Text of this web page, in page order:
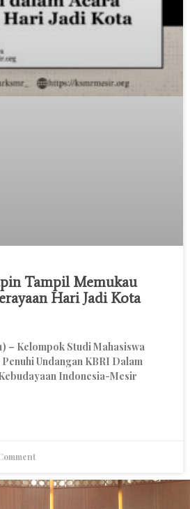
Tampil Memukau
Hari Jadi Kota
– Kelompok Studi Mahasiswa
Undangan KBRI Dalam
Indonesia-Mesir